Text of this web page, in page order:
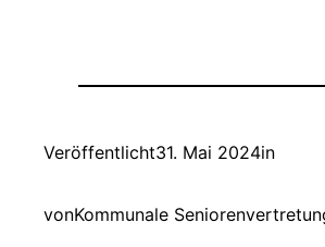
Veröffentlicht31. Mai 2024in
vonKommunale